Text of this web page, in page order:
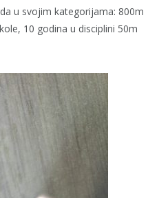
u svojim kategorijama: 800m
10 godina u disciplini 50m